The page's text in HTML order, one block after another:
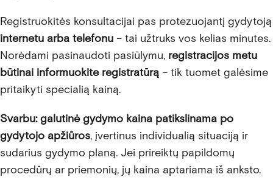
Registruokitės konsultacijai pas protezuojantį gydytoją
internetu arba telefonu – tai užtruks vos kelias minutes.
Norėdami pasinaudoti pasiūlymu, registracijos metu
būtinai informuokite registratūrą – tik tuomet galėsime
pritaikyti specialią kainą.
Svarbu:galutinė gydymo kaina patikslinama po
gydytojo apžiūros, įvertinus individualią situaciją ir
sudarius gydymo planą. Jei prireiktų papildomų
procedūrų ar priemonių, jų kaina aptariama iš anksto.